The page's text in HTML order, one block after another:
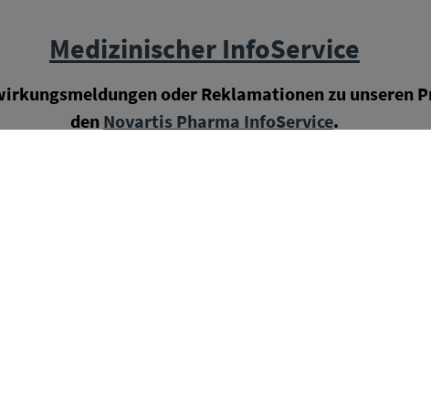
Medizinischer InfoService
oder Reklamationen zu unseren
den Novartis Pharma InfoService.